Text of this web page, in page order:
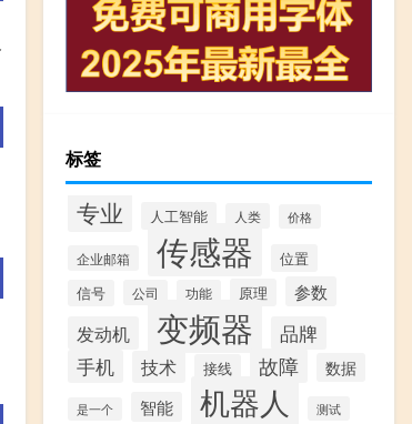
标签
专业 人工智能 人类 价格
企业邮箱 传感器 位置
信号 公司 功能 原理 参数
发动机 变频器
品牌
手机
技术 接线 故障 数据
是一个 智能 机器人 测试